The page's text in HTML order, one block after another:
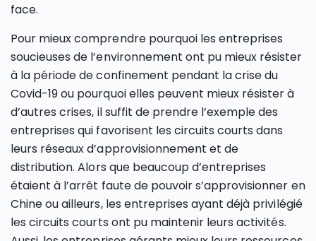
face.
Pour mieux comprendre pourquoi les entreprises
soucieuses de l’environnement ont pu mieux résister
à la période de confinement pendant la crise du
Covid-19 ou pourquoi elles peuvent mieux résister à
d’autres crises, il suffit de prendre l’exemple des
entreprises qui favorisent les circuits courts dans
leurs réseaux d’approvisionnement et de
distribution. Alors que beaucoup d’entreprises
étaient à l’arrêt faute de pouvoir s’approvisionner en
Chine ou ailleurs, les entreprises ayant déjà privilégié
les circuits courts ont pu maintenir leurs activités.